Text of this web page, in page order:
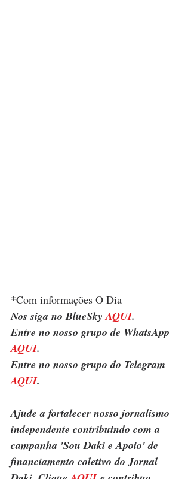
*Com informações O Dia
Nos siga no BlueSky AQUI.
Entre no nosso grupo de WhatsApp
AQUI.
Entre no nosso grupo do Telegram
AQUI.
Ajude a fortalecer nosso jornalismo
independente contribuindo com a
campanha 'Sou Daki e Apoio' de
financiamento coletivo do Jornal